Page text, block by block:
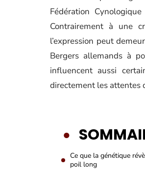
Fédération
Contrairement à une
l’expression peut
Bergers allemands à
influencent aussi
directement les attentes
Ce que la génétique
poil long